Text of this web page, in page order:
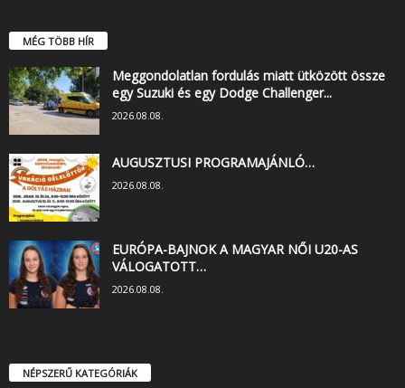
MÉG TÖBB HÍR
Meggondolatlan fordulás miatt ütközött össze
egy Suzuki és egy Dodge Challenger...
2026.08.08.
AUGUSZTUSI PROGRAMAJÁNLÓ…
2026.08.08.
EURÓPA-BAJNOK A MAGYAR NŐI U20-AS
VÁLOGATOTT…
2026.08.08.
NÉPSZERŰ KATEGÓRIÁK